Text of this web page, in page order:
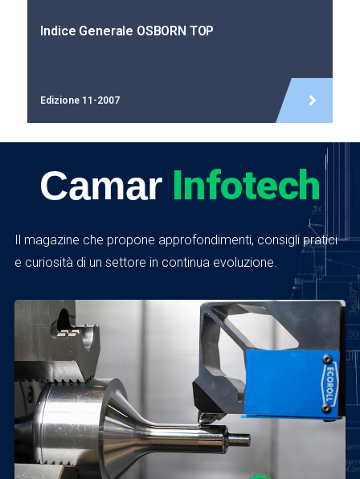
Indice Generale OSBORN TOP
Edizione 11-2007
Camar Infotech
Il magazine che propone approfondimenti, consigli pratici
e curiosità di un settore in continua evoluzione.